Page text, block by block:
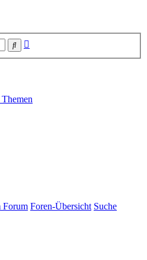
Suche
Forum Foren-Übersicht Suche